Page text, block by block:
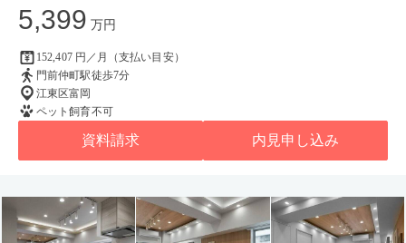
5,399 万円
152,407 円／月（支払い目安）
門前仲町駅徒歩7分
江東区富岡
ペット飼育不可
資料請求 内見申し込み